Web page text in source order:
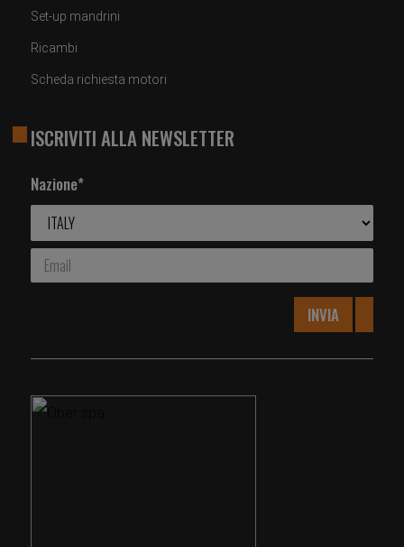
Set-up mandrini
Ricambi
Scheda richiesta motori
ISCRIVITI ALLA NEWSLETTER
Nazione*
INVIA